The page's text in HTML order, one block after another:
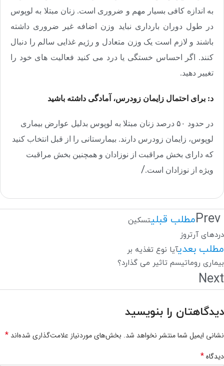
به اندازه کافی بسیار مهم و ضروری است. زنان مبتلا به لوپوس
در طول دوران بارداری نباید وزن اضافه غیر ضروری داشته
باشند و لازم است یک وزن متعادل و رژیم غذایی سالم را دنبال
کنند. اگر احساس خستگی یا درد می کنید فعالیت های خود را
تغییر دهید.
د: برای احتمال زایمان زودرس، آمادگی داشته باشید
در حدود ۵۰ درصد زنان مبتلا به لوپوس بدلیل عوارض بیماری
لوپوس، زایمان زودرس دارند. بیمارستانی را از قبل انتخاب کنید
که دارای بخش مراقبت از نوزادان و همچنین بخش مراقبت
ویژه از نوزادان است./
Prevمطلب قبلیتسکین
دردهای آرتروز
مطلب بعدیآیا نوع تغذیه بر
بیماری روماتیسم تاثیر می گذارد؟
Next
دیدگاهتان را بنویسید
نشانی ایمیل شما منتشر نخواهد شد. بخش‌های موردنیاز علامت‌گذاری شده‌اند *
دیدگاه*